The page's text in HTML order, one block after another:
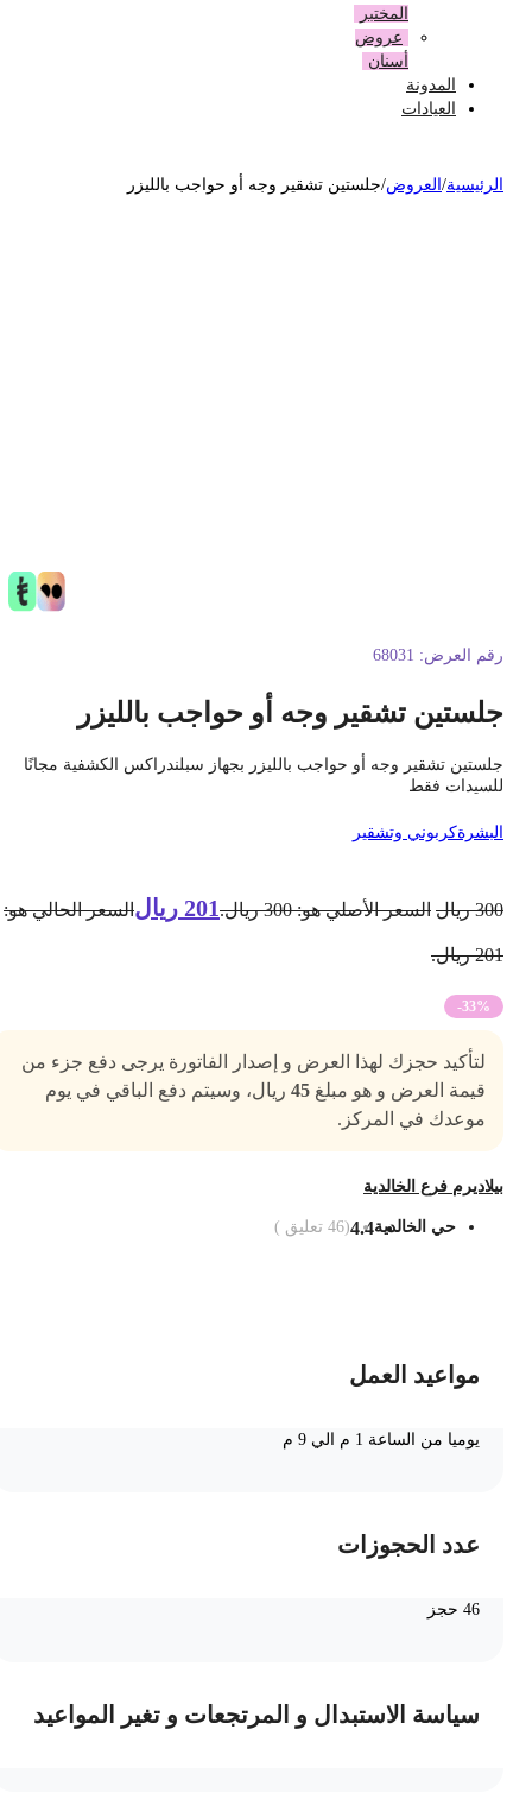
المختبر
عروض
أسنان
المدونة
العيادات
/العروض جلستين تشقير وجه أو حواجب بالليزر
العرض: 68031
تشقير وجه أو حواجب بالليزر
تشقير وجه أو حواجب بالليزر بجهاز سبلندراكس الكشفية مجانًا
فقط
كربوني وتشقير
ريال السعر الأصلي هو: 300 ريال. 201 ريال السعر الحالي هو:
-33%
لتأكيد حجزك لهذا العرض و إصدار الفاتورة يرجى دفع جزء من
قيمة العرض و هو مبلغ45ريال، وسيتم دفع الباقي في يوم
موعدك في المركز.
فرع الخالدية
حي الخالدية4.4
(
46تعليق )
مواعيد العمل
يوميا من الساعة 1 م الي 9 م
عدد الحجوزات
سياسة الاستبدال و المرتجعات و تغير المواعيد